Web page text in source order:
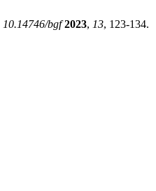
10.14746/bgf 2023, 13, 123-134.